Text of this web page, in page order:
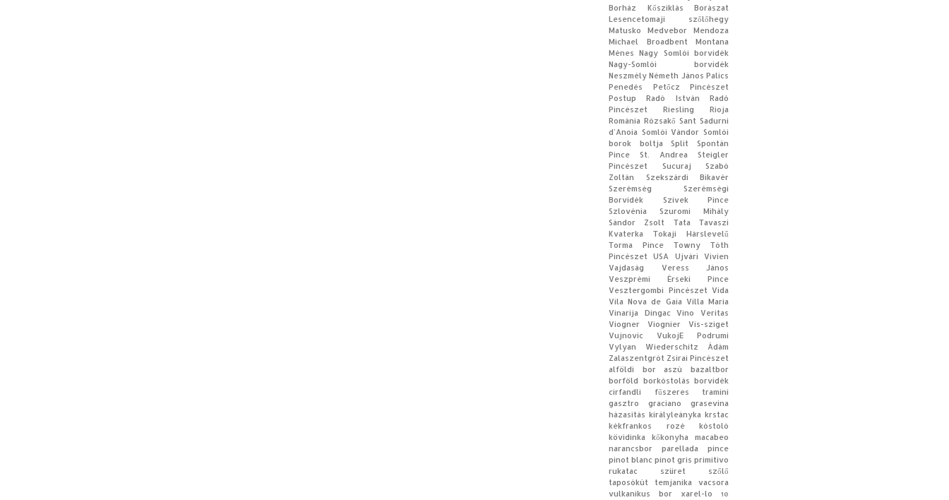
Borház
Kősziklás Borászat
Lesencetomaji szőlőhegy
Matusko
Medvebor
Mendoza
Michael Broadbent
Montana
Ménes Nagy Somlói borvidék
Nagy-Somlói borvidék
Neszmély Németh János Palics
Penedès
Petőcz Pincészet
Postup
Radó István
Radó
Pincészet
Riesling
Rioja
Románia Rózsakő Sant Sadurni
d’Anoia Somlói Vándor Somlói
borok boltja
Split
Spontán
Pince
St. Andrea
Steigler
Pincészet
Sucuraj
Szabó
Zoltán
Szekszárdi Bikavér
Szerémség
Szerémségi
Borvidék
Szivek Pince
Szlovénia
Szuromi Mihály
Sándor Zsolt
Tata
Tavaszi
Kvaterka
Tokaji Hárslevelű
Torma Pince
Towny
Tóth
Pincészet USA
Ujvári Vivien
Vajdaság
Veress János
Veszprémi Érseki Pince
Vesztergombi Pincészet Vida
Vila Nova de Gaia Villa Maria
Vinarija Dingac
Vino Veritas
Viogner
Viognier
Vis-sziget
Vujnovic
VukojE Podrumi
Vylyan
Wiederschitz Ádám
Zalaszentgrót Zsirai Pincészet
alföldi bor
aszú
bazaltbor
borföld borkóstolás borvidék
cirfandli
fűszeres tramini
gasztro
graciano
grasevina
házasítás királyleányka krstac
kékfrankos rozé
kóstoló
kövidinka
kőkonyha
macabeo
narancsbor
parellada
pince
pinot blanc pinot gris primitivo
rukatac
szüret
szőlő
taposókút
temjanika
vacsora
vulkanikus bor
xarel-lo
10